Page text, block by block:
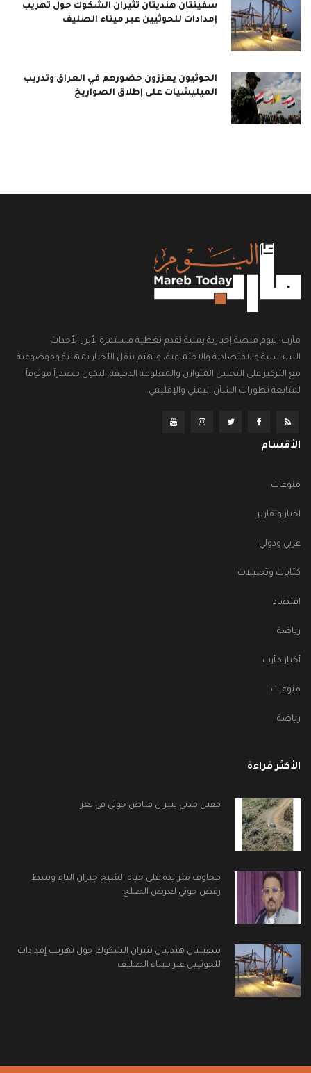
سفينتان هنديتان تثيران الشكوك حول تهريب
إمدادات للحوثيين عبر ميناء الصليف
الحوثيون يعززون حضورهم في العراق وتدريب
الميليشيات على إطلاق الصواريخ
مأرب اليوم منصة إخبارية يمنية تقدم تغطية مستمرة لأبرز الأحداث
السياسية والاقتصادية والاجتماعية، وتهتم بنقل الأخبار بمهنية وموضوعية
مع التركيز على التحليل المتوازن والمعلومة الدقيقة، لتكون مصدراً موثوقاً
لمتابعة تطورات الشأن اليمني والإقليمي.
الأقسام
منوعات
اخبار وتقارير
عربي ودولي
كتابات وتحليلات
اقتصاد
رياضة
أخبار مأرب
منوعات
رياضة
الأكثر قراءة
مقتل مدني بنيران قناص حوثي في تعز
مخاوف متزايدة على حياة الشيخ جبران التام وسط
رفض حوثي لعرض الصلح
سفينتان هنديتان تثيران الشكوك حول تهريب إمدادات
للحوثيين عبر ميناء الصليف